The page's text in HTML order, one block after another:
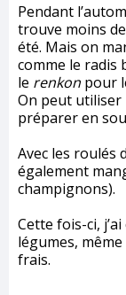
Pendant
trouve moins
été. Mais on
comme le radis
le renkon pour
On peut utiliser
préparer en
Avec les roulés
également
champignons).
Cette fois-ci,
légumes,
frais.